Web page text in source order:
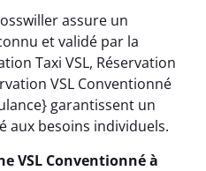
assure un
et validé par la
Taxi VSL, Réservation
VSL Conventionné
garantissent un
aux besoins individuels.
VSL Conventionné à